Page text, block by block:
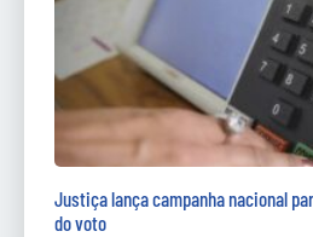
Justiça lança campanha nacional
do voto